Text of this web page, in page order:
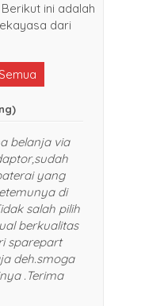
ini adalah
dari
pertama belanja via
mana baterai yang
ketemunya di
Tidak salah pilih
yang dijual berkualitas
mau cari sparepart
kesini aja deh.smoga
pembelinya .Terima